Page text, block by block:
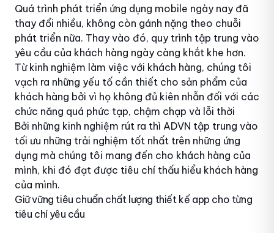
Quá trình phát triển ứng dụng mobile ngày nay đã
thay đổi nhiều, không còn gánh nặng theo chuỗi
phát triển nữa. Thay vào đó, quy trình tập trung vào
yêu cầu của khách hàng ngày càng khắt khe hơn.
Từ kinh nghiệm làm việc với khách hàng, chúng tôi
vạch ra những yếu tố cần thiết cho sản phẩm của
khách hàng bởi vì họ không đủ kiên nhẫn đối với các
chức năng quá phức tạp, chậm chạp và lỗi thời
Bởi những kinh nghiệm rút ra thì ADVN tập trung vào
tối ưu những trải nghiệm tốt nhất trên những ứng
dụng mà chúng tôi mang đến cho khách hàng của
mình, khi đó đạt được tiêu chí thấu hiểu khách hàng
của mình.
Giữ vững tiêu chuẩn chất lượng thiết kế app cho từng
tiêu chí yêu cầu